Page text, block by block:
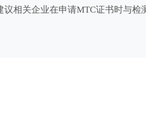
相关企业在申请MTC证书时与检